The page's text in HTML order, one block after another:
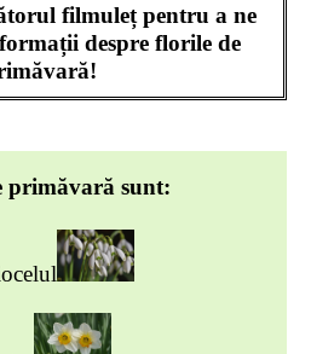
filmuleț pentru a ne
despre florile de
primăvară sunt: